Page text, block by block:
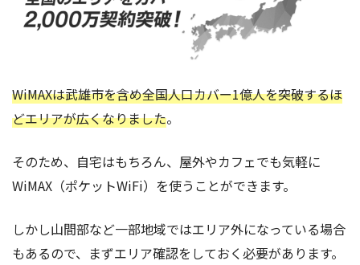
WiMAXは武雄市を含め全国人口カバー1億人を突破するほ
どエリアが広くなりました。
そのため、自宅はもちろん、屋外やカフェでも気軽に
WiMAX（ポケットWiFi）を使うことができます。
しかし山間部など一部地域ではエリア外になっている場合
もあるので、まずエリア確認をしておく必要があります。